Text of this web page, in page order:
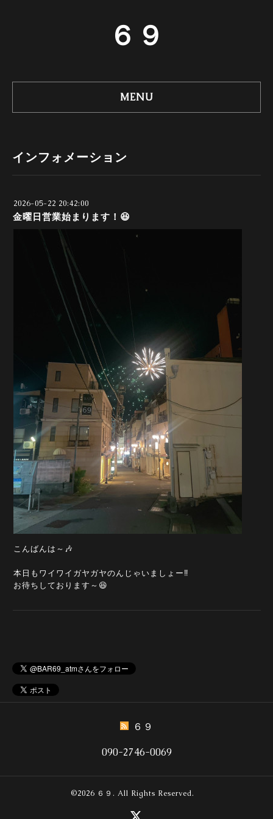
６９
MENU
インフォメーション
2026-05-22 20:42:00
金曜日営業始まります！😆
こんばんは～🎶
本日もワイワイガヤガヤのんじゃいましょー‼️
お待ちしております～😆
６９
090-2746-0069
©2026 ６９ . All Rights Reserved.